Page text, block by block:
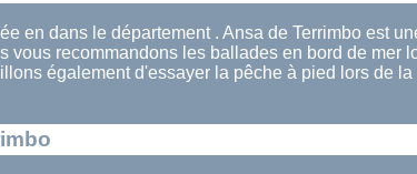
en dans le département . Ansa de Terrimbo est
vous recommandons les ballades en bord de mer
également d'essayer la pêche à pied lors de